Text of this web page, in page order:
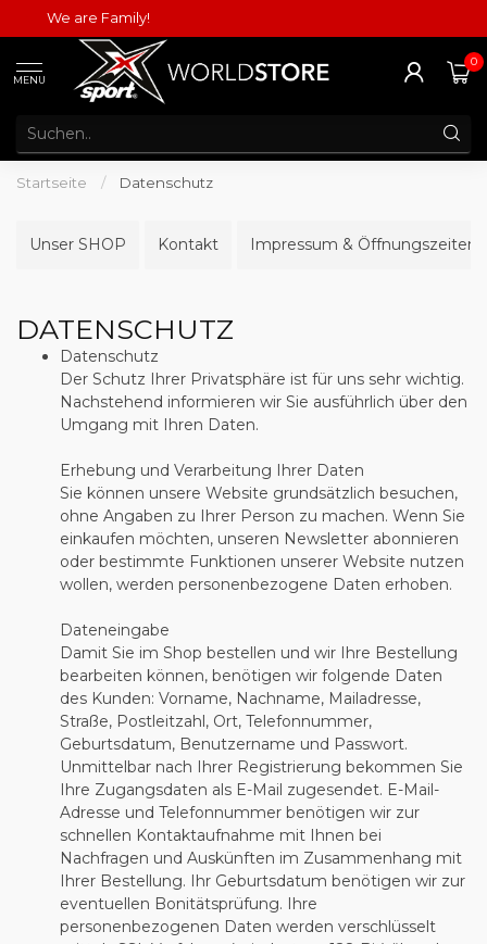
We are Family!
MENU
0
Startseite / Datenschutz
Unser SHOP Kontakt Impressum & Öffnungszeiten
DATENSCHUTZ
Datenschutz
Der Schutz Ihrer Privatsphäre ist für uns sehr wichtig.
Nachstehend informieren wir Sie ausführlich über den
Umgang mit Ihren Daten.
Erhebung und Verarbeitung Ihrer Daten
Sie können unsere Website grundsätzlich besuchen,
ohne Angaben zu Ihrer Person zu machen. Wenn Sie
einkaufen möchten, unseren Newsletter abonnieren
oder bestimmte Funktionen unserer Website nutzen
wollen, werden personenbezogene Daten erhoben.
Dateneingabe
Damit Sie im Shop bestellen und wir Ihre Bestellung
bearbeiten können, benötigen wir folgende Daten
des Kunden: Vorname, Nachname, Mailadresse,
Straße, Postleitzahl, Ort, Telefonnummer,
Geburtsdatum, Benutzername und Passwort.
Unmittelbar nach Ihrer Registrierung bekommen Sie
Ihre Zugangsdaten als E-Mail zugesendet. E-Mail-
Adresse und Telefonnummer benötigen wir zur
schnellen Kontaktaufnahme mit Ihnen bei
Nachfragen und Auskünften im Zusammenhang mit
Ihrer Bestellung. Ihr Geburtsdatum benötigen wir zur
eventuellen Bonitätsprüfung. Ihre
personenbezogenen Daten werden verschlüsselt